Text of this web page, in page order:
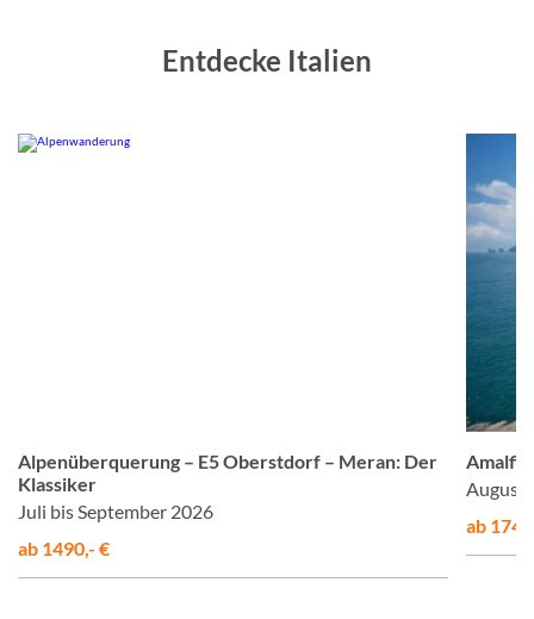
Entdecke Italien
Alpenüberquerung – E5 Oberstdorf – Meran: Der
Klassiker
Juli bis September 2026
ab 1490,- €
Amalfis
August
ab